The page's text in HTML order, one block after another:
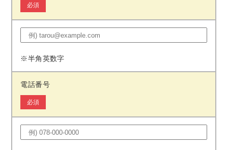
必須
※半角英数字
電話番号
必須